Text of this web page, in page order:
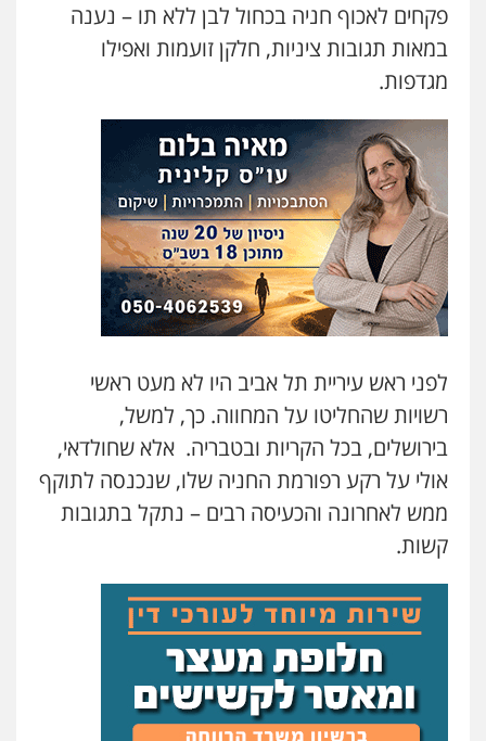
פקחים לאכוף חניה בכחול לבן ללא תו – נענה
במאות תגובות ציניות, חלקן זועמות ואפילו
מגדפות.
לפני ראש עיריית תל אביב היו לא מעט ראשי
רשויות שהחליטו על המחווה. כך, למשל,
בירושלים, בכל הקריות ובטבריה. אלא שחולדאי,
אולי על רקע רפורמת החניה שלו, שנכנסה לתוקף
ממש לאחרונה והכעיסה רבים – נתקל בתגובות
קשות.